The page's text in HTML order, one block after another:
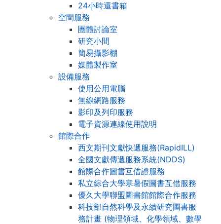
24小時還書箱
空間服務
團體討論室
研究小間
簡易攝影棚
媒體製作室
設備服務
使用公用電腦
無線網路服務
影印及列印服務
電子資源連線使用說明
館際合作
西文期刊文獻快遞服務(RapidILL)
全國文獻傳遞服務系統(NDDS)
館際合作圖書互借證服務
私立綜合大學寒暑假圖書互借服務
優久大學聯盟圖書館館際合作服務
科技部自然科學及永續研究圖書服
務計畫 (物理領域、化學領域、數學